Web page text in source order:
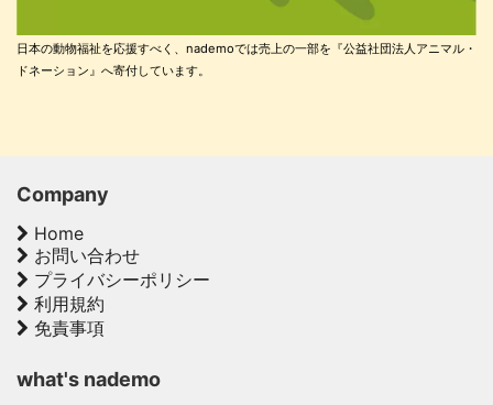
日本の動物福祉を応援すべく、nademoでは売上の一部を『公益社団法人アニマル・
ドネーション』へ寄付しています。
Company
Home
お問い合わせ
プライバシーポリシー
利用規約
免責事項
what's nademo